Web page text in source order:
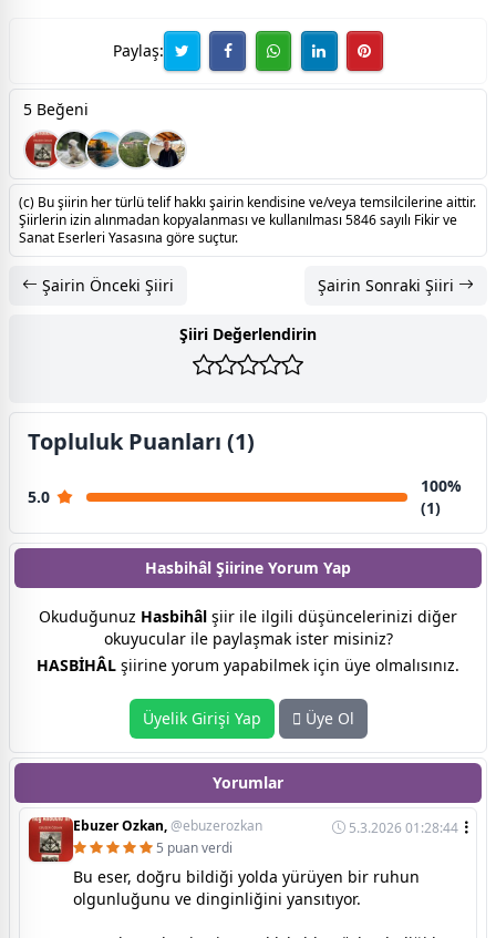
Paylaş:
5 Beğeni
(c) Bu şiirin her türlü telif hakkı şairin kendisine ve/veya temsilcilerine aittir.
Şiirlerin izin alınmadan kopyalanması ve kullanılması 5846 sayılı Fikir ve
Sanat Eserleri Yasasına göre suçtur.
Şairin Önceki Şiiri Şairin Sonraki Şiiri
Şiiri Değerlendirin
Topluluk Puanları (1)
5.0
100%
(1)
Hasbihâl Şiirine Yorum Yap
Okuduğunuz Hasbihâl şiir ile ilgili düşüncelerinizi diğer
okuyucular ile paylaşmak ister misiniz?
HASBİHÂL şiirine yorum yapabilmek için üye olmalısınız.
Üyelik Girişi Yap Üye Ol
Yorumlar
Ebuzer Ozkan,@ebuzerozkan
5.3.2026 01:28:44
5 puan verdi
Bu eser, doğru bildiği yolda yürüyen bir ruhun
olgunluğunu ve dinginliğini yansıtıyor.